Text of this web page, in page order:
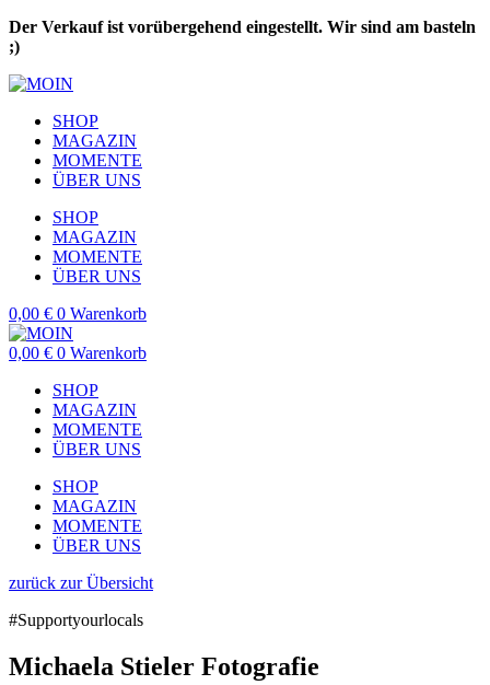
Zum
Inhalt
Der Verkauf ist vorübergehend eingestellt. Wir sind am basteln
;)
SHOP
MAGAZIN
MOMENTE
ÜBER UNS
SHOP
MAGAZIN
MOMENTE
ÜBER UNS
0,00 € 0 Warenkorb
0,00 € 0 Warenkorb
SHOP
MAGAZIN
MOMENTE
ÜBER UNS
SHOP
MAGAZIN
MOMENTE
ÜBER UNS
zurück zur Übersicht
#Supportyourlocals
Michaela Stieler Fotografie